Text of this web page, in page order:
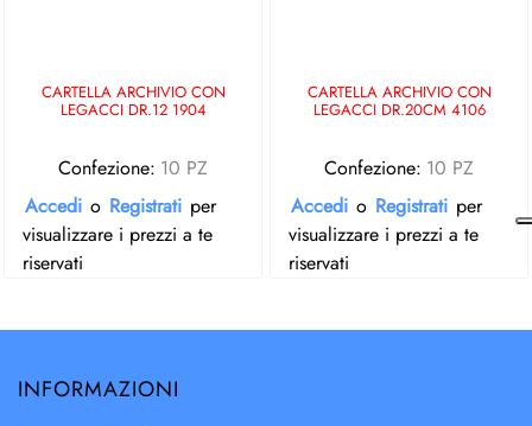
CARTELLA ARCHIVIO CON
LEGACCI DR.12 1904
Confezione: 10 PZ
Accedi o Registrati per
visualizzare i prezzi a te
riservati
CARTELLA ARCHIVIO CON
LEGACCI DR.20CM 4106
Confezione: 10 PZ
Accedi o Registrati per
visualizzare i prezzi a te
riservati
INFORMAZIONI